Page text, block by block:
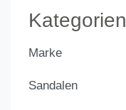
Kategorien
Marke
Sandalen